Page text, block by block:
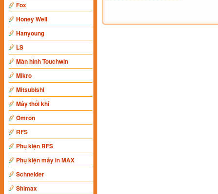
Fox
Honey Well
Hanyoung
LS
Màn hình Touchwin
Mikro
Mitsubishi
Máy thổi khí
Omron
RFS
Phụ kiện RFS
Phụ kiện máy in MAX
Schneider
Shimax